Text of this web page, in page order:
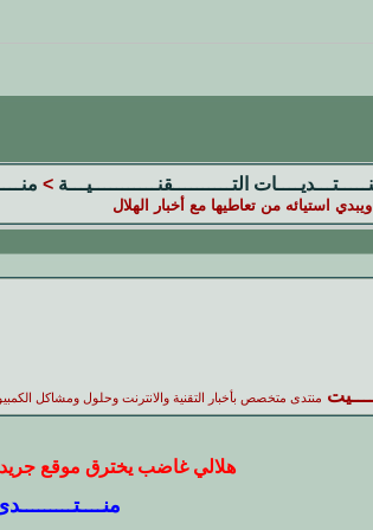
التــــــــــقنـــــــــــيـــة >
استيائه من تعاطيها مع أخبار الهلال
منتدى متخصص بأخبار التقنية والانترنت وحلول ومشاكل
هلالي غاضب يخترق موقع جريدة